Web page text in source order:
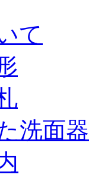
て
洗面器